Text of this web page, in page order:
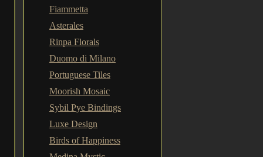
Fiammetta
Asterales
Rinpa Florals
Duomo di Milano
Portuguese Tiles
Moorish Mosaic
Sybil Pye Bindings
Luxe Design
Birds of Happiness